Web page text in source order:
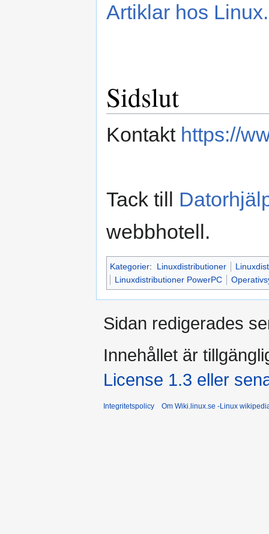
Artiklar hos
Sidslut
Kontakt https://
Tack till
webbhotell.
Kategorier: Linuxdistributioner
Linuxdistributioner PowerPC
Sidan redigerades
Innehållet är
License 1.3 eller
Integritetspolicy Om Wiki.linux.se -Linux